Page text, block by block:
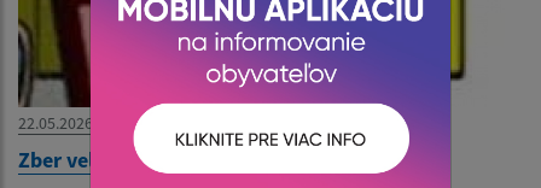
22.05.2026
Zber veľkoobjemového odpadu od 27.5.2026